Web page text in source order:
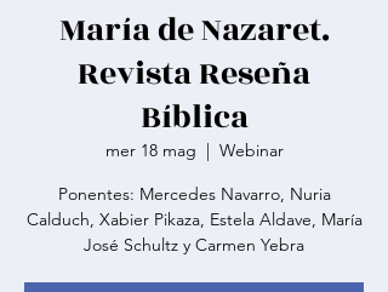
María de Nazaret.
Revista Reseña
Bíblica
mer 18 mag
  |
Webinar
Ponentes: Mercedes Navarro, Nuria
Calduch, Xabier Pikaza, Estela Aldave, María
José Schultz y Carmen Yebra